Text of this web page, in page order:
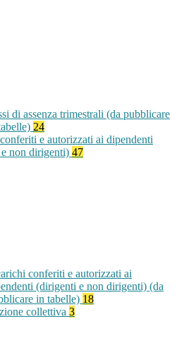
di assenza trimestrali (da pubblicare
24
e autorizzati ai dipendenti
non dirigenti) 47
conferiti e autorizzati ai
(dirigenti e non dirigenti) (da
in tabelle) 18
collettiva 3